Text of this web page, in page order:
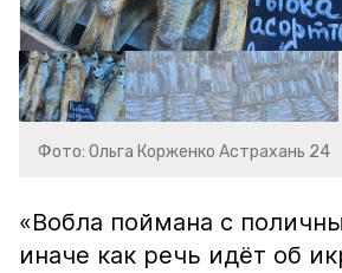
Фото: Ольга Корженко Астрахань 24
«Вобла поймана с
иначе как речь идёт об